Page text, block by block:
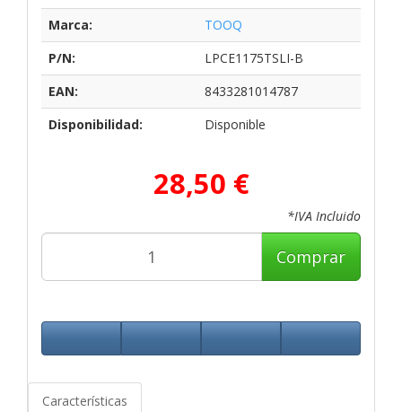
Marca:
TOOQ
P/N:
LPCE1175TSLI-B
EAN:
8433281014787
Disponibilidad:
Disponible
28,50 €
*IVA Incluido
Comprar
Características